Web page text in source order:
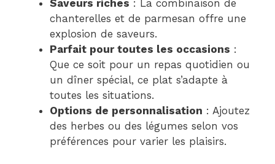
Saveurs riches : La combinaison de
chanterelles et de parmesan offre une
explosion de saveurs.
Parfait pour toutes les occasions :
Que ce soit pour un repas quotidien ou
un dîner spécial, ce plat s’adapte à
toutes les situations.
Options de personnalisation : Ajoutez
des herbes ou des légumes selon vos
préférences pour varier les plaisirs.